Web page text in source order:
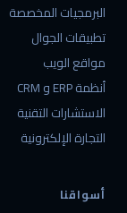
البرمجيات المخصصة
تطبيقات الجوال
مواقع الويب
أنظمة ERP و CRM
الاستشارات التقنية
التجارة الإلكترونية
أسواقنا